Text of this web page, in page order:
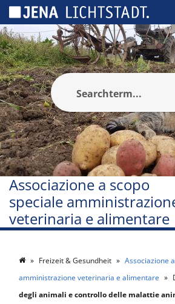
Associazione a scopo
speciale
veterinaria e alimentare
Freizeit & Gesundheit
Associazione
amministrazione veterinaria e alimentare
degli animali e controllo delle malattie
Pannello di gestione dei cookies